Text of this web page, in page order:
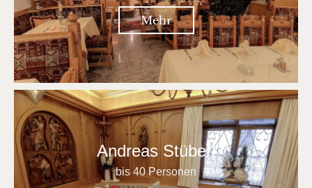
Mehr
Andreas Stüberl
bis 40 Personen